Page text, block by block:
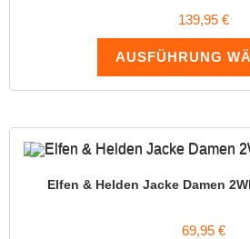
139,95 €
AUSFÜHRUNG
Elfen & Helden Jacke Damen
69,95 €